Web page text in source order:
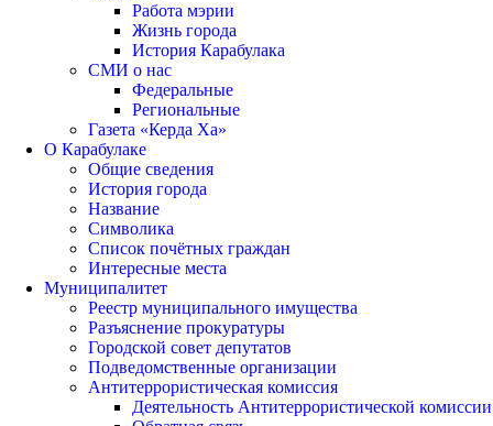
Работа мэрии
Жизнь города
История Карабулака
СМИ о нас
Федеральные
Региональные
Газета «Керда Ха»
О Карабулаке
Общие сведения
История города
Название
Символика
Список почётных граждан
Интересные места
Муниципалитет
Реестр муниципального имущества
Разъяснение прокуратуры
Городской совет депутатов
Подведомственные организации
Антитеррористическая комиссия
Деятельность Антитеррористической комиссии